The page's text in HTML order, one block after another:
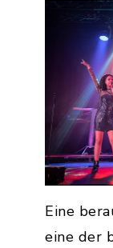
Eine
eine der